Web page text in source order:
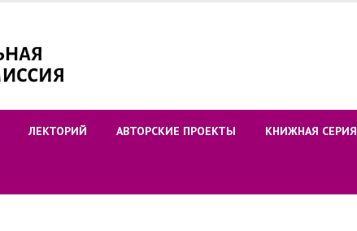
ЛЕКТОРИЙ АВТОРСКИЕ ПРОЕКТЫ КНИЖНАЯ СЕРИЯ